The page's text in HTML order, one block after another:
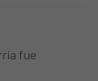
fue